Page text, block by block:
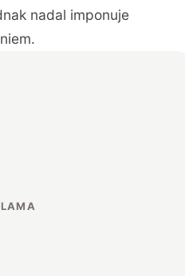
nadal imponuje